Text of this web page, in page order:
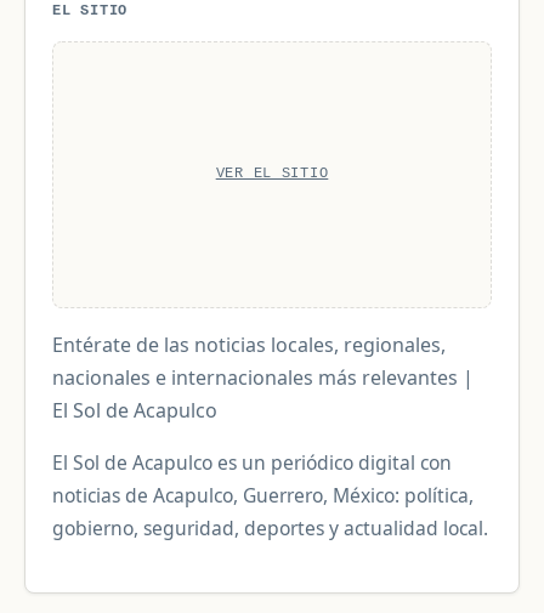
EL SITIO
VER EL SITIO
Entérate de las noticias locales, regionales,
nacionales e internacionales más relevantes |
El Sol de Acapulco
El Sol de Acapulco es un periódico digital con
noticias de Acapulco, Guerrero, México: política,
gobierno, seguridad, deportes y actualidad local.